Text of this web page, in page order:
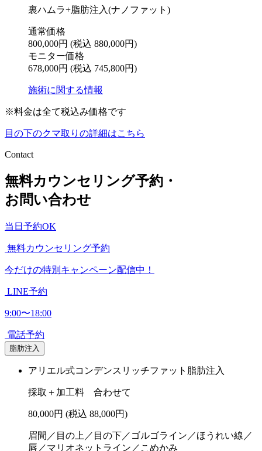
裏ハムラ+脂肪注入(ナノファット)
通常価格
800,000円 (税込 880,000円)
モニター価格
678,000円 (税込 745,800円)
施術に関する情報
※料金は全て税込み価格です
目の下のクマ取りの詳細はこちら
Contact
無料カウンセリング予約・
お問い合わせ
当日予約OK
無料カウンセリング予約
今だけの特別キャンペーン配信中！
LINE予約
9:00〜18:00
電話予約
脂肪注入
アリエル式コンデンスリッチファット脂肪注入
採取＋加工料 合わせて
80,000円 (税込 88,000円)
眉間／目の上／目の下／ゴルゴライン／ほうれい線／
唇／マリオネットライン／こめかみ